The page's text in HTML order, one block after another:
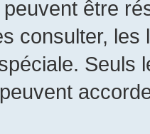
être
consulter,
Seuls